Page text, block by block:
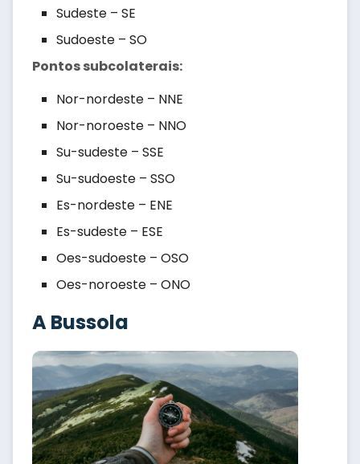
Sudeste – SE
Sudoeste – SO
Pontos subcolaterais:
Nor-nordeste – NNE
Nor-noroeste – NNO
Su-sudeste – SSE
Su-sudoeste – SSO
Es-nordeste – ENE
Es-sudeste – ESE
Oes-sudoeste – OSO
Oes-noroeste – ONO
A Bussola